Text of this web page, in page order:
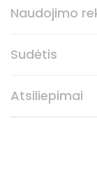
Naudojimo
Sudėtis
Atsiliepimai